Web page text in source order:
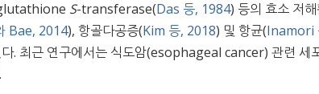
S-transferase(Das 등, 1984) 등의 효소 저
Bae, 2014), 항골다공증(Kim 등, 2018) 및 항균(Inamori
. 최근 연구에서는 식도암(esophageal cancer) 관련 세